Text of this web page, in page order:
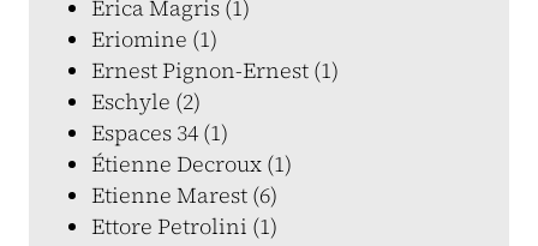
Erica Magris (1)
Eriomine (1)
Ernest Pignon-Ernest (1)
Eschyle (2)
Espaces 34 (1)
Étienne Decroux (1)
Etienne Marest (6)
Ettore Petrolini (1)